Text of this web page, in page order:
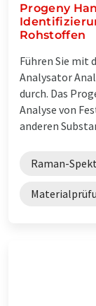
Progeny
Rohstoffen
Führen Sie mit
Analysator
durch. Das
Analyse von
anderen
Raman-